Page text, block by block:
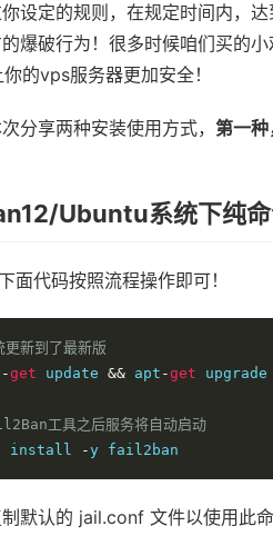
设定的规则，在规定时间内，
爆破行为！很多时候咱们买的
的vps服务器更加安全！
分享两种安装使用方式， 第一
Ubuntu系统下纯命
面代码按照流程操作即可！
新到了最新版
-get update && apt -get upgrade
工具之后服务将自动启动
install
-y fail2ban
默认的 jail.conf 文件以使用此